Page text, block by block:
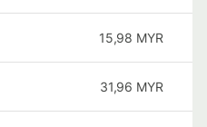
15,98 MYR
31,96 MYR